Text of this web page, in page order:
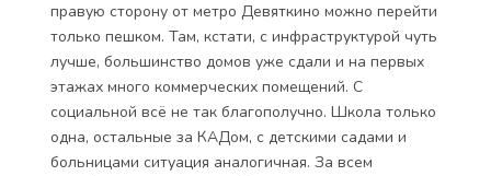
правую сторону от метро Девяткино можно перейти
только пешком. Там, кстати, с инфраструктурой чуть
лучше, большинство домов уже сдали и на первых
этажах много коммерческих помещений. С
социальной всё не так благополучно. Школа только
одна, остальные за КАДом, с детскими садами и
больницами ситуация аналогичная. За всем